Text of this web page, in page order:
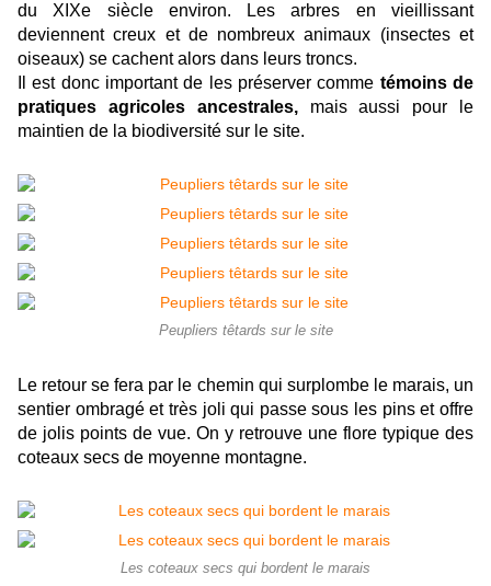
du XIXe siècle environ. Les arbres en vieillissant
deviennent creux et de nombreux animaux (insectes et
oiseaux) se cachent alors dans leurs troncs.
Il est donc important de les préserver comme témoins de
pratiques agricoles ancestrales,mais aussi pour le
maintien de la biodiversité sur le site.
Peupliers têtards sur le site
Le retour se fera par le chemin qui surplombe le marais, un
sentier ombragé et très joli qui passe sous les pins et offre
de jolis points de vue. On y retrouve une flore typique des
coteaux secs de moyenne montagne.
Les coteaux secs qui bordent le marais